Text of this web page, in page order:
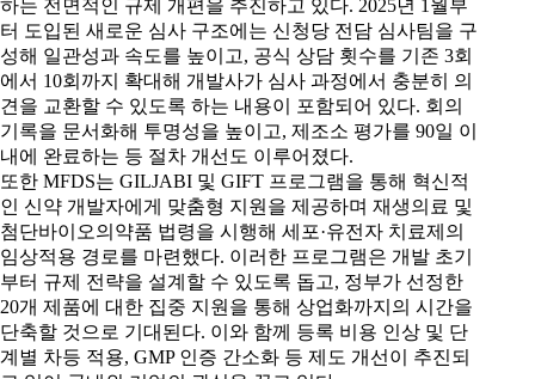
하는 전면적인 규제 개편을 추진하고 있다. 2025년 1월부
터 도입된 새로운 심사 구조에는 신청당 전담 심사팀을 구
성해 일관성과 속도를 높이고, 공식 상담 횟수를 기존 3회
에서 10회까지 확대해 개발사가 심사 과정에서 충분히 의
견을 교환할 수 있도록 하는 내용이 포함되어 있다. 회의
기록을 문서화해 투명성을 높이고, 제조소 평가를 90일 이
내에 완료하는 등 절차 개선도 이루어졌다.
또한 MFDS는 GILJABI 및 GIFT 프로그램을 통해 혁신적
인 신약 개발자에게 맞춤형 지원을 제공하며 재생의료 및
첨단바이오의약품 법령을 시행해 세포·유전자 치료제의
임상적용 경로를 마련했다. 이러한 프로그램은 개발 초기
부터 규제 전략을 설계할 수 있도록 돕고, 정부가 선정한
20개 제품에 대한 집중 지원을 통해 상업화까지의 시간을
단축할 것으로 기대된다. 이와 함께 등록 비용 인상 및 단
계별 차등 적용, GMP 인증 간소화 등 제도 개선이 추진되